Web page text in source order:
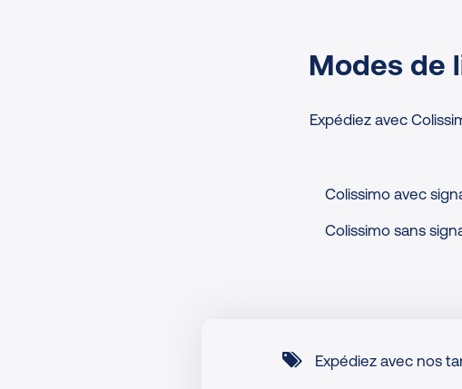
Modes de
Expédiez avec
Colissimo avec
Colissimo sans
Expédiez avec nos